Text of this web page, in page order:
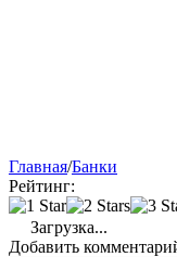
Главная/Банки
Рейтинг:
Загрузка...
Добавить